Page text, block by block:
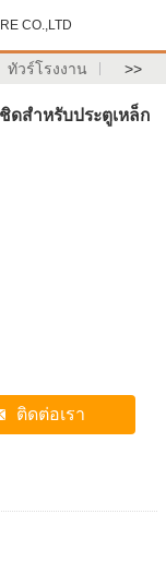
CO.,LTD
ทัวร์โรงงาน >>
ดสำหรับประตูเหล็ก
ติดต่อเรา